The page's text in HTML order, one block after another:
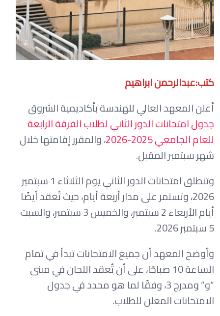
كتب:عبدالرحمن ابراهيم
أعلن المعهد العالي للهندسة بأكاديمية الشروق
جدول امتحانات الدور الثاني لطلاب الفرقة الرابعة
للعام الجامعي 2025-2026
، والمقرر إقامتها خلال
شهر سبتمبر المقبل.
وتنطلق امتحانات الدور الثاني يوم الثلاثاء 1 سبتمبر
2026، وتستمر على مدار أربعة أيام، حيث تُعقد أيضًا
أيام الأربعاء 2 سبتمبر، والخميس 3 سبتمبر، والسبت
5 سبتمبر 2026.
وأوضح المعهد أن جميع الامتحانات تبدأ في تمام
الساعة 10 صباحًا، على أن تُعقد اللجان في مبنى
“و” ومدرج 3، وفقًا لما هو محدد في جدول
الامتحانات المعلن للطلاب.